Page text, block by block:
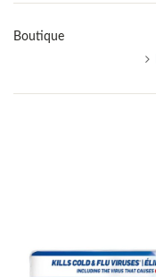
Boutique